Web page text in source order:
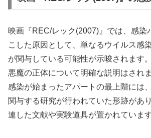
映画『REC/レック(2007)』では、感染
こした原因として、単なるウイルス感
が関与している可能性が示唆されます
悪魔の正体について明確な説明はされ
感染が始まったアパートの最上階には
関与する研究が行われていた形跡があ
連した文献や実験道具が置かれています